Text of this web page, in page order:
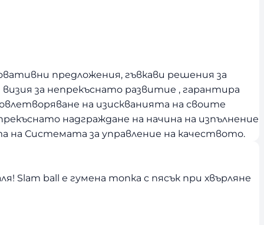
предложения, гъвкави решения за
за непрекъснато развитие , гарантира
на изискванията на своите
надграждане на начина на изпълнение
Системата за управление на качеството.
Slam ball е гумена топка с пясък при хвърляне